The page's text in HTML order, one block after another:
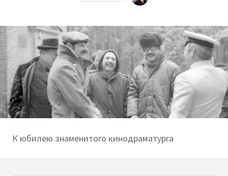
К юбилею знаменитого кинодраматурга